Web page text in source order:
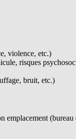
violence, etc.)
risques
bruit, etc.)
emplacement